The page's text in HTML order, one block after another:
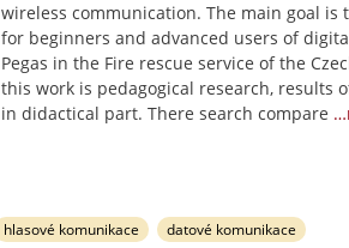
wireless communication. The main goal is
for beginners and advanced users of
Pegas in the Fire rescue service of the
this work is pedagogical research, results
in didactical part. There search compare
hlasové komunikace datové komunikace